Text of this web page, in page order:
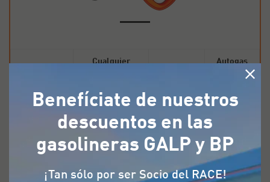
Cualquier
Evologic
Autogas
Península
Baleares
Benefíciate de nuestros
descuentos en las
gasolineras GALP y BP
¡Tan sólo por ser Socio del RACE!